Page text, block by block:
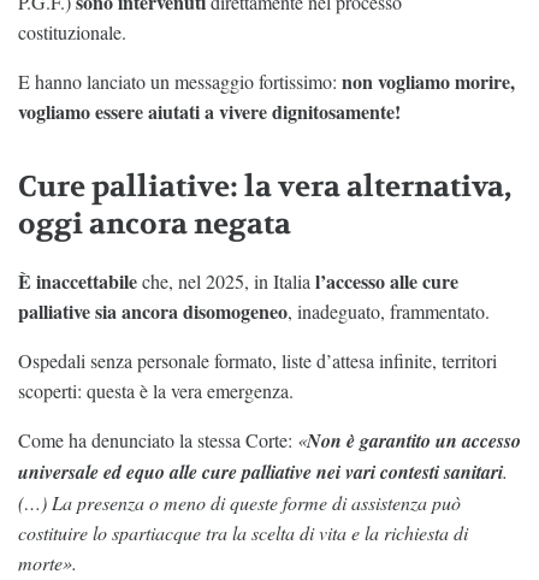
costituzionale.
E hanno lanciato un messaggio fortissimo: non vogliamo morire,
vogliamo essere aiutati a vivere dignitosamente!
Cure palliative: la vera alternativa,
oggi ancora negata
È inaccettabileche, nel 2025, in Italial’accesso alle cure
palliative sia ancora disomogeneo, inadeguato, frammentato.
Ospedali senza personale formato, liste d’attesa infinite, territori
scoperti: questa è la vera emergenza.
Come ha denunciato la stessa Corte: «Non è garantito un accesso
universale ed equo alle cure palliative nei vari contesti sanitari.
(…) La presenza o meno di queste forme di assistenza può
costituire lo spartiacque tra la scelta di vita e la richiesta di
morte».